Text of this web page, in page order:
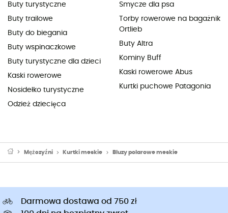
Buty turystyczne
Buty trailowe
Buty do biegania
Buty wspinaczkowe
Buty turystyczne dla dzieci
Kaski rowerowe
Nosidełko turystyczne
Odzież dziecięca
Smycze dla psa
Torby rowerowe na bagażnik
Ortlieb
Buty Altra
Kominy Buff
Kaski rowerowe Abus
Kurtki puchowe Patagonia
Mężczyźni Kurtki meskie Bluzy polarowe meskie
Darmowa dostawa od 750 zł